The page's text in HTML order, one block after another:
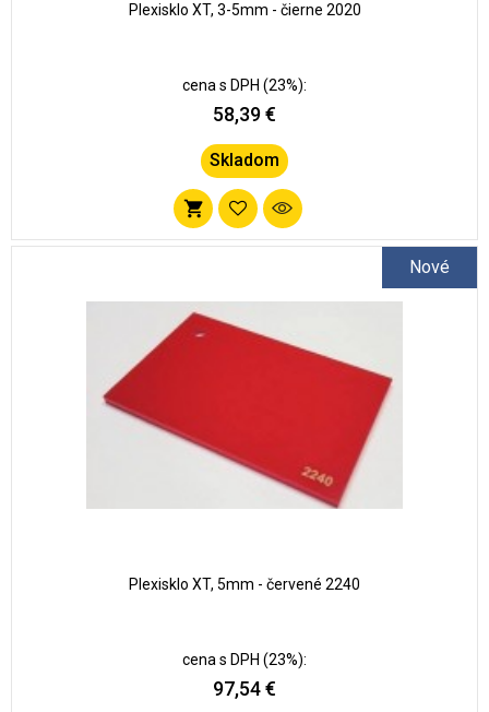
Plexisklo XT, 3-5mm - čierne 2020
cena s DPH (23%):
58,39 €
Skladom
Pridať
obľúbených
Nové
Plexisklo XT, 5mm - červené 2240
cena s DPH (23%):
97,54 €